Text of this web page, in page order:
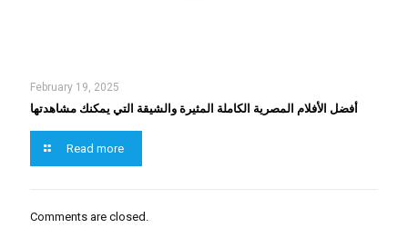
February 19, 2025
أفضل الأفلام المصرية الكاملة المثيرة والشيقة التي يمكنك مشاهدتها
Read more
Comments are closed.